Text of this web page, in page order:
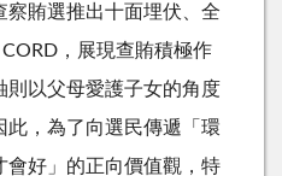
賄選推出十面埋伏、全
，展現查賄積極作
則以父母愛護子女的角度
，為了向選民傳遞「環
會好」的正向價值觀，特